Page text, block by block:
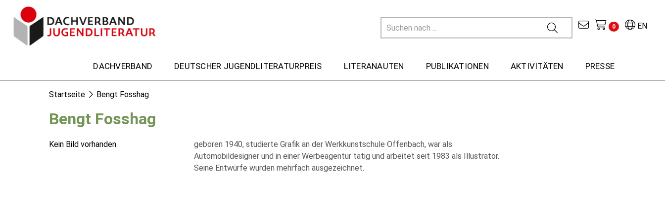
EN
0
DACHVERBAND DEUTSCHER JUGENDLITERATURPREIS LITERANAUTEN PUBLIKATIONEN AKTIVITÄTEN PRESSE
Startseite Bengt Fosshag
Bengt Fosshag
Kein Bild vorhanden
geboren 1940, studierte Grafik an der Werkkunstschule Offenbach, war als
Automobildesigner und in einer Werbeagentur tätig und arbeitet seit 1983 als Illustrator.
Seine Entwürfe wurden mehrfach ausgezeichnet.